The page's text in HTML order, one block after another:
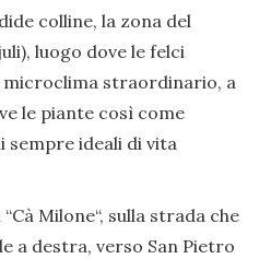
colline, la zona del
luogo dove le felci
straordinario, a
le piante così come
sempre ideali di vita
Milone“, sulla strada che
a destra, verso San Pietro